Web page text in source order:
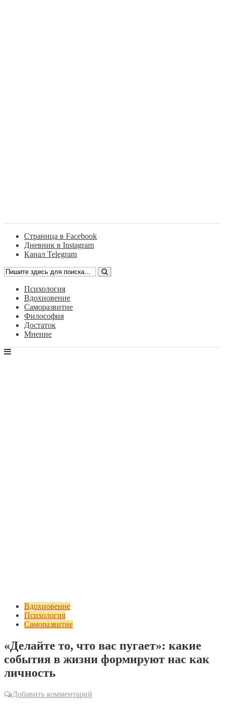
Страница в Facebook
Дневник в Instagram
Канал Telegram
Психология
Вдохновение
Саморазвитие
Философия
Достаток
Мнение
Вдохновение
Психология
Саморазвитие
«Делайте то, что вас пугает»: какие
события в жизни формируют нас как
личность
Добавить комментарий